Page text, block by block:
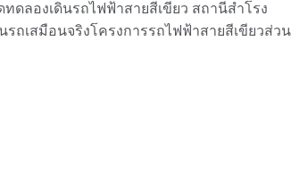
ดลองเดินรถไฟฟ้าสายสีเขียว สถานีสำโรง
อนจริงโครงการรถไฟฟ้าสายสีเขียวส่วน